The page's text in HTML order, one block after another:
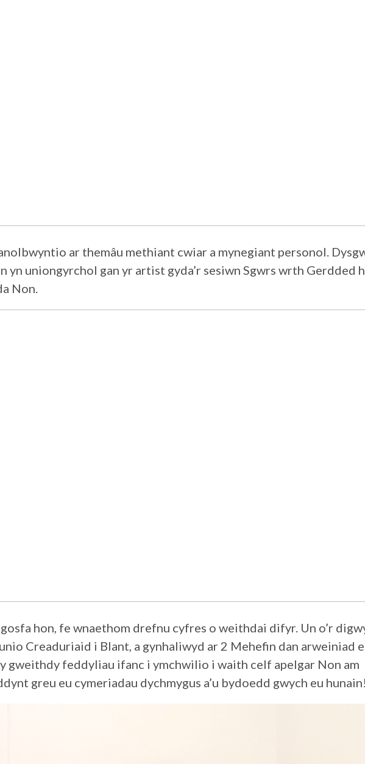
ar themâu methiant cwiar a mynegiant personol.
yn uniongyrchol gan yr artist gyda’r sesiwn Sgwrs wrth Gerdded
Non.
hon, fe wnaethom drefnu cyfres o weithdai difyr. Un o’r
Creaduriaid i Blant, a gynhaliwyd ar 2 Mehefin dan arweiniad
gweithdy feddyliau ifanc i ymchwilio i waith celf apelgar Non am
greu eu cymeriadau dychmygus a’u bydoedd gwych eu hunain!